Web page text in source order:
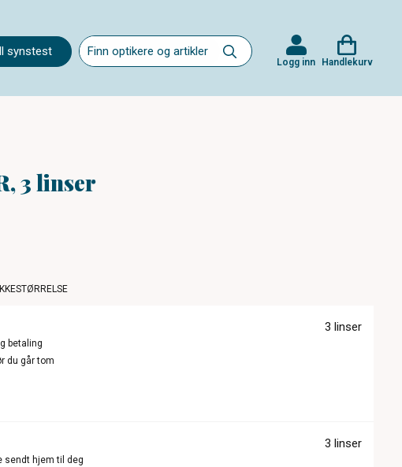
synstest
Logg inn Handlekurv
3 linser
3 linser
betaling
du går tom
3 linser
sendt hjem til deg